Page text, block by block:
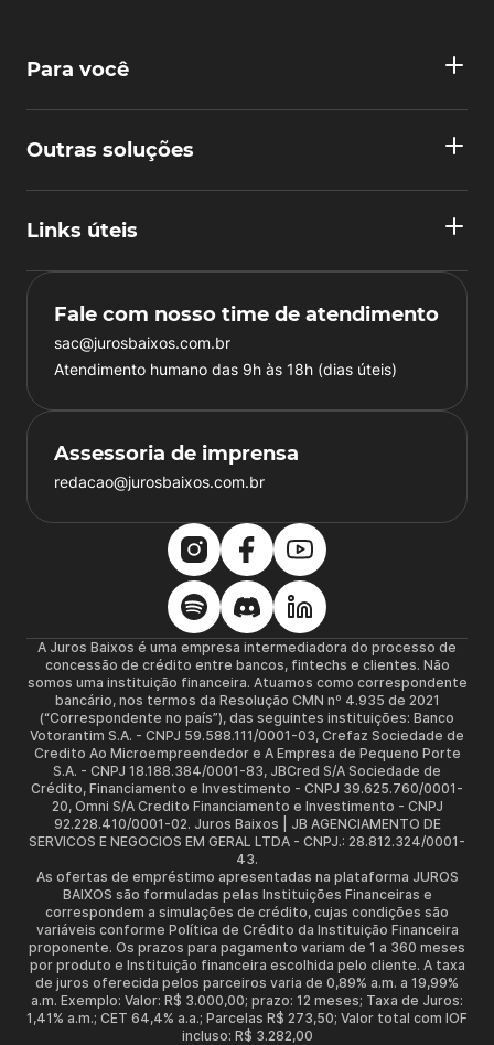
Para você
Outras soluções
Links úteis
Fale com nosso time de atendimento
sac@jurosbaixos.com.br
Atendimento humano das 9h às 18h (dias úteis)
Assessoria de imprensa
redacao@jurosbaixos.com.br
A Juros Baixos é uma empresa intermediadora do processo de
concessão de crédito entre bancos, fintechs e clientes. Não
somos uma instituição financeira. Atuamos como correspondente
bancário, nos termos da Resolução CMN nº 4.935 de 2021
(“Correspondente no país”), das seguintes instituições: Banco
Votorantim S.A. - CNPJ 59.588.111/0001-03, Crefaz Sociedade de
Credito Ao Microempreendedor e A Empresa de Pequeno Porte
S.A. - CNPJ 18.188.384/0001-83, JBCred S/A Sociedade de
Crédito, Financiamento e Investimento - CNPJ 39.625.760/0001-
20, Omni S/A Credito Financiamento e Investimento - CNPJ
92.228.410/0001-02. Juros Baixos | JB AGENCIAMENTO DE
SERVICOS E NEGOCIOS EM GERAL LTDA - CNPJ.: 28.812.324/0001-
43.
As ofertas de empréstimo apresentadas na plataforma JUROS
BAIXOS são formuladas pelas Instituições Financeiras e
correspondem a simulações de crédito, cujas condições são
variáveis conforme Política de Crédito da Instituição Financeira
proponente. Os prazos para pagamento variam de 1 a 360 meses
por produto e Instituição financeira escolhida pelo cliente. A taxa
de juros oferecida pelos parceiros varia de 0,89% a.m. a 19,99%
a.m. Exemplo: Valor: R$ 3.000,00; prazo: 12 meses; Taxa de Juros:
1,41% a.m.; CET 64,4% a.a.; Parcelas R$ 273,50; Valor total com IOF
incluso: R$ 3.282,00